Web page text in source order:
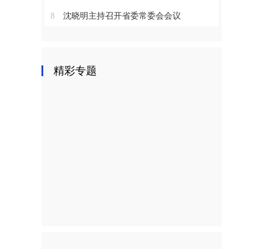
8 沈晓明主持召开省委常委会会议
精彩专题